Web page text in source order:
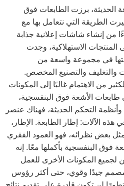
الحديثة، برزت الطابعات فوق
الطريقة التي نتعامل بها مع
من إنشاء شاشات إعلانية جذابة
الاستهلاكية، وجدت
في مجموعة واسعة من
والتغليف والتصنيع المخصص.
من الاهتمام غالبًا إلى المكونات
طابعات الأشعة فوق البنفسجية،
التحكم الحديثة، فهناك عنصر
الآلات: إطار الطابعة. الإطار،
بعض نظرائه، فهو العمود الفقري
فوق البنفسجية بأكملها معًا. إنه
لجميع المكونات الأخرى للعمل
مصمم جيدًا وقوي، حتى أكثر رؤوس